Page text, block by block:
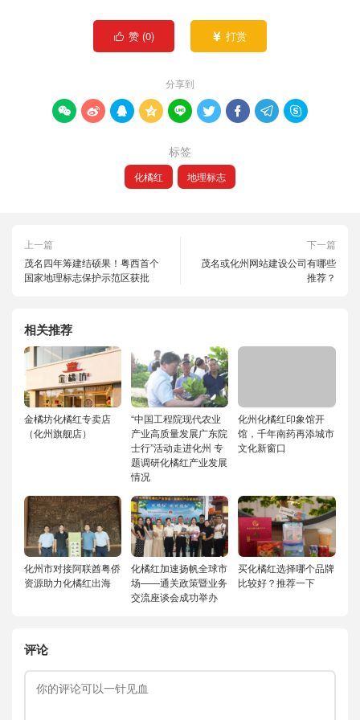
 赞 (0)  打赏
分享到
        
标签
化橘红 地理标志
上一篇
茂名四年筹建结硕果！粤西首个
国家地理标志保护示范区获批
下一篇
茂名或化州网站建设公司有哪些
推荐？
相关推荐
金橘坊化橘红专卖店
（化州旗舰店）
“中国工程院现代农业
产业高质量发展广东院
士行”活动走进化州 专
题调研化橘红产业发展
情况
化州化橘红印象馆开
馆，千年南药再添城市
文化新窗口
化州市对接阿联酋粤侨
资源助力化橘红出海
化橘红加速扬帆全球市
场——通关政策暨业务
交流座谈会成功举办
买化橘红选择哪个品牌
比较好？推荐一下
评论